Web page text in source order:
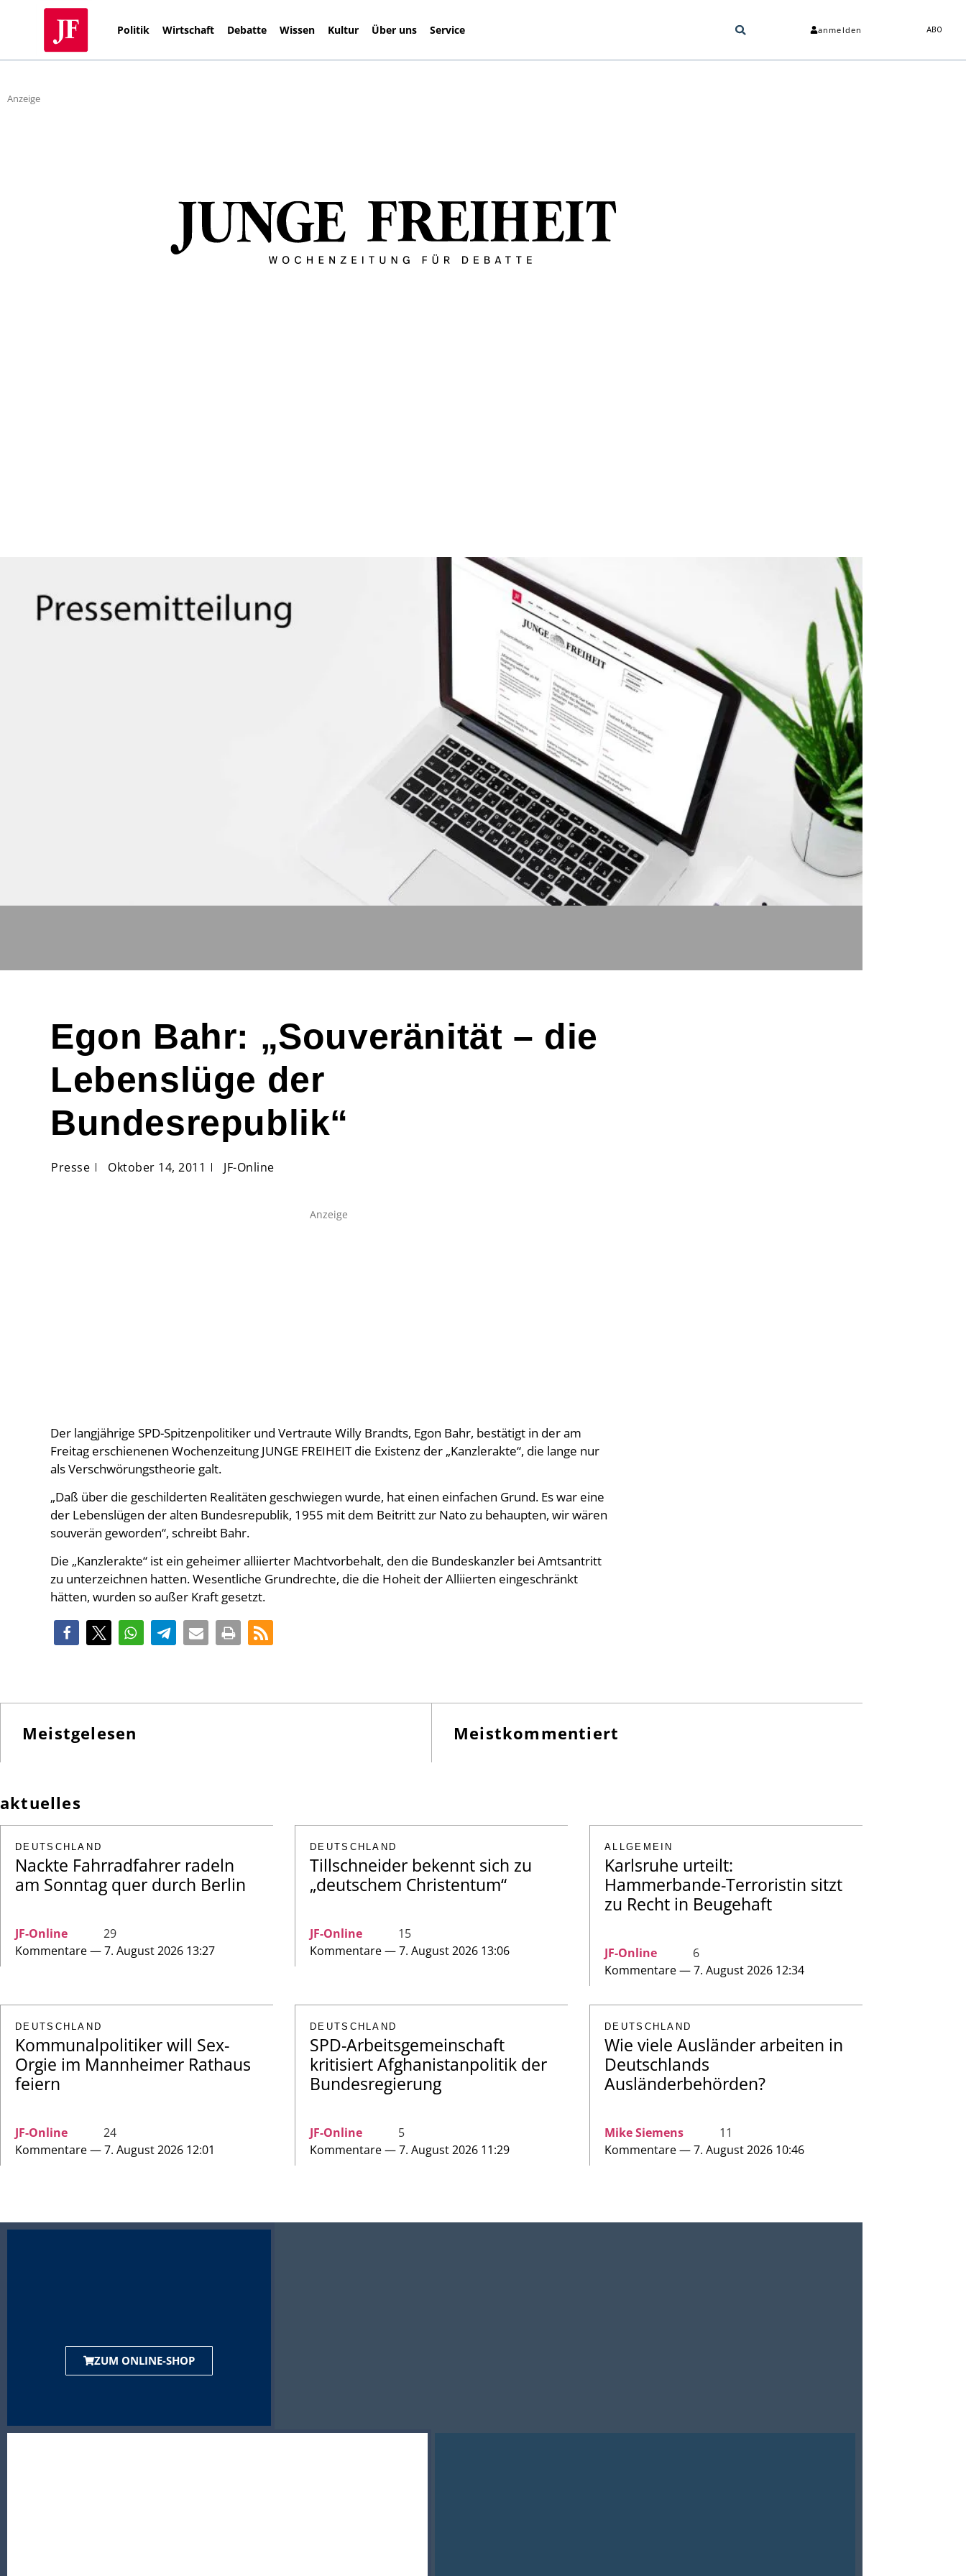
Politik Wirtschaft Debatte Wissen Kultur Über uns Service anmelden ABO
Anzeige
Egon Bahr: „Souveränität – die
Lebenslüge der
Bundesrepublik“
Presse Oktober 14, 2011 JF-Online
Anzeige
Der langjährige SPD-Spitzenpolitiker und Vertraute Willy Brandts, Egon Bahr, bestätigt in der am
Freitag erschienenen Wochenzeitung JUNGE FREIHEIT die Existenz der „Kanzlerakte“, die lange nur
als Verschwörungstheorie galt.
„Daß über die geschilderten Realitäten geschwiegen wurde, hat einen einfachen Grund. Es war eine
der Lebenslügen der alten Bundesrepublik, 1955 mit dem Beitritt zur Nato zu behaupten, wir wären
souverän geworden“, schreibt Bahr.
Die „Kanzlerakte“ ist ein geheimer alliierter Machtvorbehalt, den die Bundeskanzler bei Amtsantritt
zu unterzeichnen hatten. Wesentliche Grundrechte, die die Hoheit der Alliierten eingeschränkt
hätten, wurden so außer Kraft gesetzt.
Meistgelesen Meistkommentiert
aktuelles
DEUTSCHLAND
Nackte Fahrradfahrer radeln
am Sonntag quer durch Berlin
JF-Online
29
Kommentare — 7. August 2026 13:27
DEUTSCHLAND
Tillschneider bekennt sich zu
„deutschem Christentum“
JF-Online
15
Kommentare — 7. August 2026 13:06
ALLGEMEIN
Karlsruhe urteilt:
Hammerbande-Terroristin sitzt
zu Recht in Beugehaft
JF-Online
6
Kommentare — 7. August 2026 12:34
DEUTSCHLAND
Kommunalpolitiker will Sex-
Orgie im Mannheimer Rathaus
feiern
JF-Online
24
Kommentare — 7. August 2026 12:01
DEUTSCHLAND
SPD-Arbeitsgemeinschaft
kritisiert Afghanistanpolitik der
Bundesregierung
JF-Online
5
Kommentare — 7. August 2026 11:29
DEUTSCHLAND
Wie viele Ausländer arbeiten in
Deutschlands
Ausländerbehörden?
Mike Siemens
11
Kommentare — 7. August 2026 10:46
ZUM ONLINE-SHOP